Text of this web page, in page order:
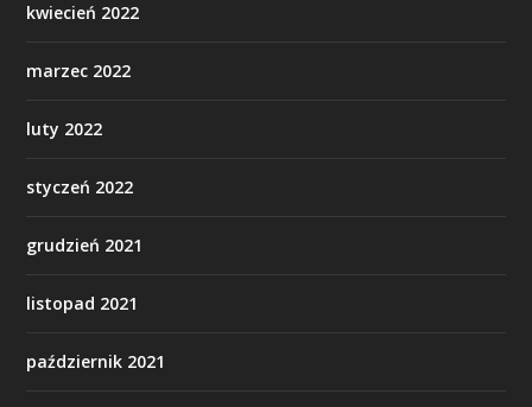
kwiecień 2022
marzec 2022
luty 2022
styczeń 2022
grudzień 2021
listopad 2021
październik 2021